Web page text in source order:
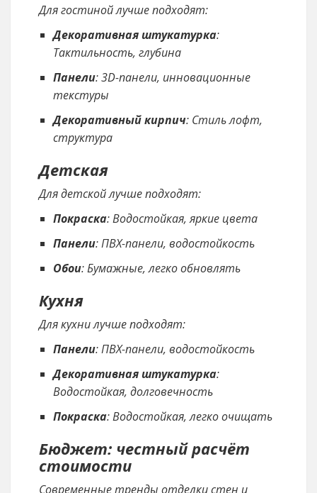
Для гостиной лучше подходят:
Декоративная штукатурка:
Тактильность, глубина
Панели: 3D-панели, инновационные
текстуры
Декоративный кирпич: Стиль лофт,
структура
Детская
Для детской лучше подходят:
Покраска: Водостойкая, яркие цвета
Панели: ПВХ-панели, водостойкость
Обои: Бумажные, легко обновлять
Кухня
Для кухни лучше подходят:
Панели: ПВХ-панели, водостойкость
Декоративная штукатурка:
Водостойкая, долговечность
Покраска: Водостойкая, легко очищать
Бюджет: честный расчёт
стоимости
Современные тренды отделки стен и